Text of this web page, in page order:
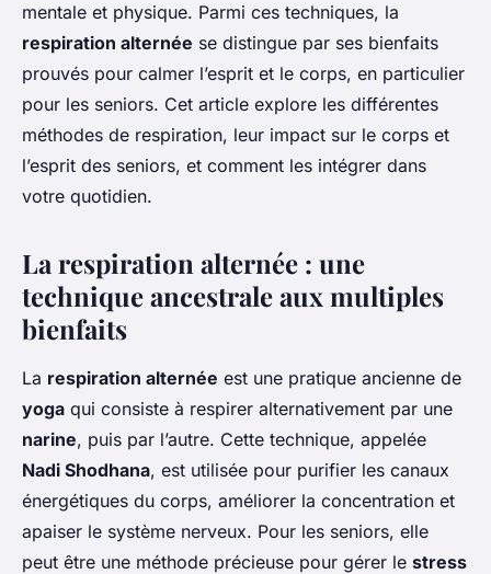
Nina•1 septembre 2024 • 7 min de lecture
mentale et physique. Parmi ces techniques, la
respiration alternée se distingue par ses bienfaits
prouvés pour calmer l’esprit et le corps, en particulier
pour les seniors. Cet article explore les différentes
méthodes de respiration, leur impact sur le corps et
l’esprit des seniors, et comment les intégrer dans
votre quotidien.
La respiration alternée : une
technique ancestrale aux multiples
bienfaits
La respiration alternée est une pratique ancienne de
yoga qui consiste à respirer alternativement par une
narine, puis par l’autre. Cette technique, appelée
Nadi Shodhana, est utilisée pour purifier les canaux
énergétiques du corps, améliorer la concentration et
apaiser le système nerveux. Pour les seniors, elle
peut être une méthode précieuse pour gérer le stress